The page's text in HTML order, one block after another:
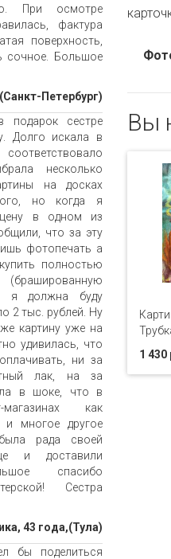
Вы
1 430
При осмотре
фактура
поверхность,
сочное. Большое
Петербург)
подарок сестре
Долго искала в
несколько
на досках
но когда я
в одном из
что за эту
фотопечать а
полностью
я должна буду
2 тыс. рублей. Ну
картину уже на
удивилась, что
ни за
лак, на за
в шоке, что в
магазинах как
многое другое
рада своей
и доставили
спасибо
Сестра
43 года,(Тула)
бы поделиться